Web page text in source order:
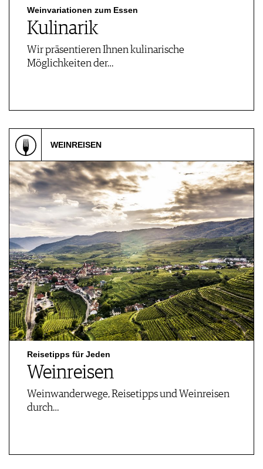
Weinvariationen zum Essen
Kulinarik
Wir präsentieren Ihnen kulinarische
Möglichkeiten der…
WEINREISEN
Reisetipps für Jeden
Weinreisen
Weinwanderwege, Reisetipps und Weinreisen
durch…